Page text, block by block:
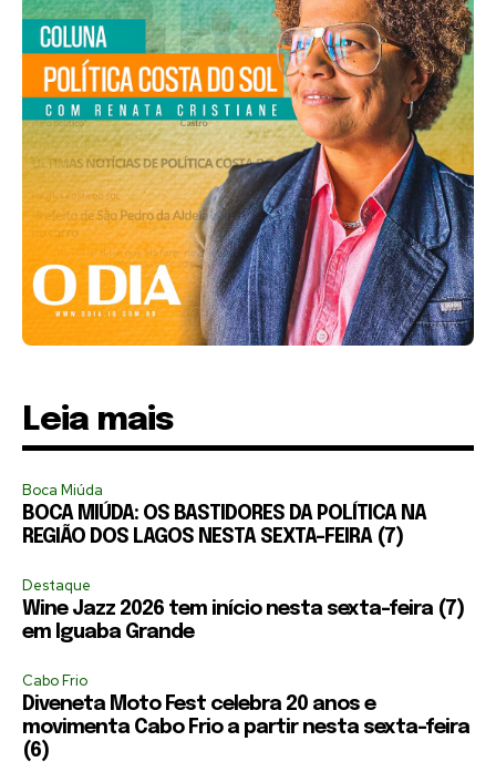
Leia mais
Boca Miúda
BOCA MIÚDA: OS BASTIDORES DA POLÍTICA NA
REGIÃO DOS LAGOS NESTA SEXTA-FEIRA (7)
Destaque
Wine Jazz 2026 tem início nesta sexta-feira (7)
em Iguaba Grande
Cabo Frio
Diveneta Moto Fest celebra 20 anos e
movimenta Cabo Frio a partir nesta sexta-feira
(6)